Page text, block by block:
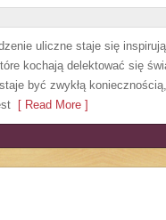
uliczne staje się
kochają delektować się
być zwykłą
[ Read More ]